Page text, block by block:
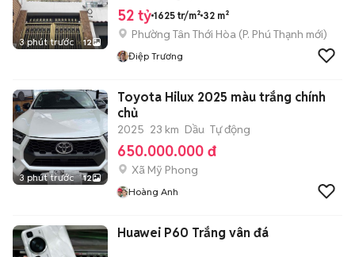
3 phút trước 12
52 tỷ 1625 tr/m² 32 m²
Phường Tân Thới Hòa (P. Phú Thạnh mới)
Điệp Trương
3 phút trước 12
Toyota Hilux 2025 màu trắng chính
chủ
2025 23 km Dầu Tự động
650.000.000 đ
Xã Mỹ Phong
Hoàng Anh
Huawei P60 Trắng vân đá